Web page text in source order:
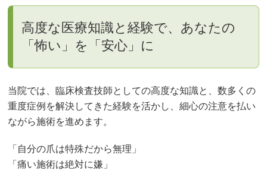
高度な医療知識と経験で、あなたの
「怖い」を「安心」に
当院では、臨床検査技師としての高度な知識と、数多くの
重度症例を解決してきた経験を活かし、細心の注意を払い
ながら施術を進めます。
「自分の爪は特殊だから無理」
「痛い施術は絶対に嫌」